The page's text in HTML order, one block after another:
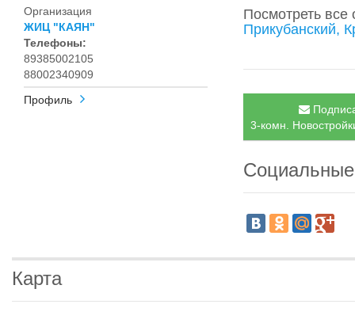
Организация
ЖИЦ "КАЯН"
Телефоны:
89385002105
88002340909
Профиль
Посмотреть
Прикубанский,
3-комн.
Карта